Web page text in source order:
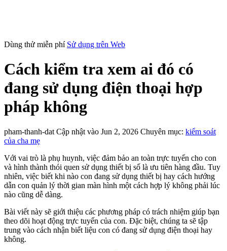
Dùng thử miễn phí Sử dụng trên Web
Cách kiểm tra xem ai đó có
đang sử dụng điện thoại hợp
pháp không
pham-thanh-dat Cập nhật vào Jun 2, 2026 Chuyên mục: kiểm soát
của cha mẹ
Với vai trò là phụ huynh, việc đảm bảo an toàn trực tuyến cho con
và hình thành thói quen sử dụng thiết bị số là ưu tiên hàng đầu. Tuy
nhiên, việc biết khi nào con đang sử dụng thiết bị hay cách hướng
dẫn con quản lý thời gian màn hình một cách hợp lý không phải lúc
nào cũng dễ dàng.
Bài viết này sẽ giới thiệu các phương pháp có trách nhiệm giúp bạn
theo dõi hoạt động trực tuyến của con. Đặc biệt, chúng ta sẽ tập
trung vào cách nhận biết liệu con có đang sử dụng điện thoại hay
không.